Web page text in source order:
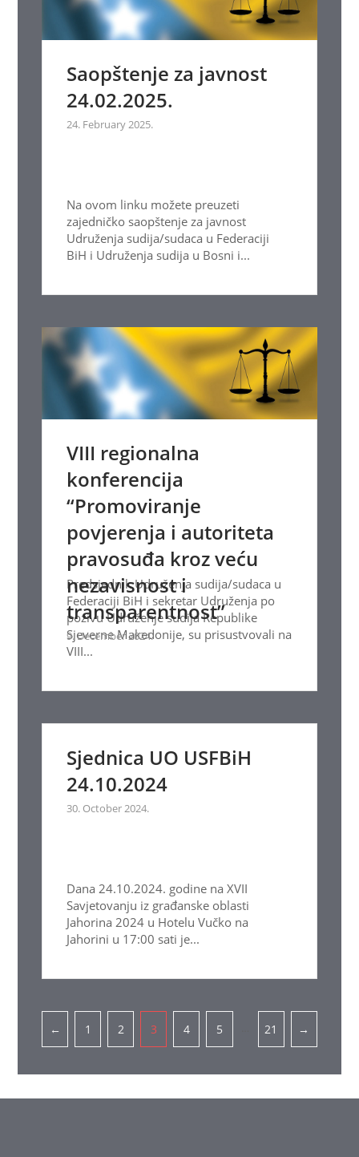
Saopštenje za javnost
24.02.2025.
24. February 2025.
Na ovom linku možete preuzeti
zajedničko saopštenje za javnost
Udruženja sudija/sudaca u Federaciji
BiH i Udruženja sudija u Bosni i...
VIII regionalna
konferencija
“Promoviranje
povjerenja i autoriteta
pravosuđa kroz veću
nezavisnost i
transparentnost”
9. December 2024.
Predsjednik Udruženja sudija/sudaca u
Federaciji BiH i sekretar Udruženja po
pozivu Udruženje sudija Republike
Sjeverne Makedonije, su prisustvovali na
VIII...
Sjednica UO USFBiH
24.10.2024
30. October 2024.
Dana 24.10.2024. godine na XVII
Savjetovanju iz građanske oblasti
Jahorina 2024 u Hotelu Vučko na
Jahorini u 17:00 sati je...
Pagination
← 1 2 3 4 5 21 →